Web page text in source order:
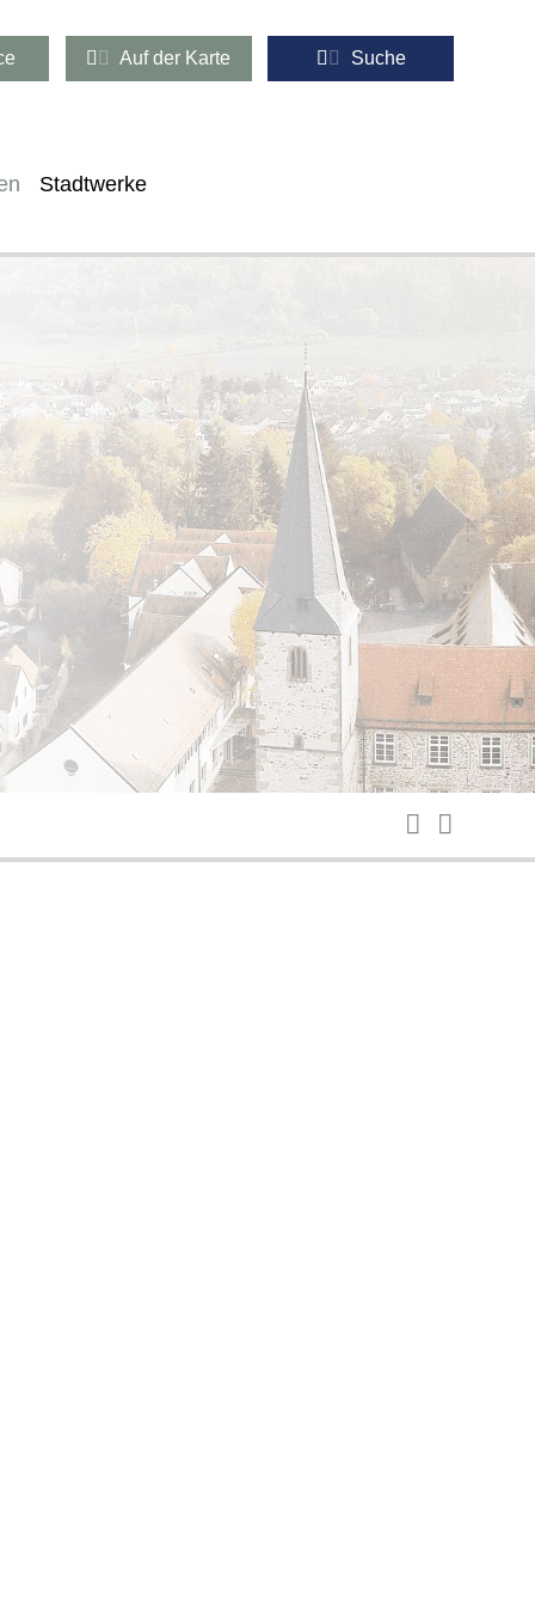
Auf der Karte Suche
Stadtwerke